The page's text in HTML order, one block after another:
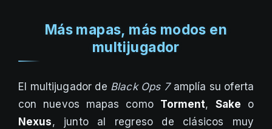
Más mapas, más modos en
multijugador
El multijugador de Black Ops 7amplía su oferta
con nuevos mapas como Torment, Sake o
Nexus, junto al regreso de clásicos muy